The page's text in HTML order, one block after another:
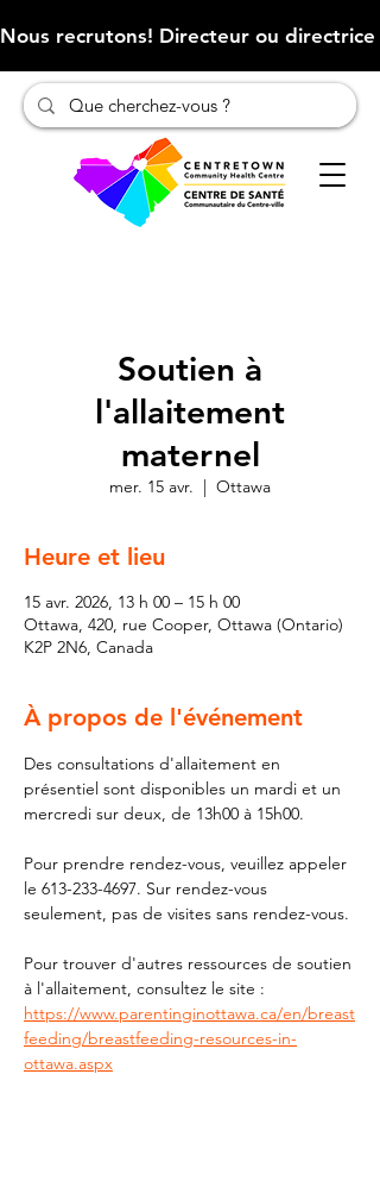
Nous recrutons! Directeur ou
Soutien à
l'allaitement
maternel
mer. 15 avr.
  |
Ottawa
Heure et lieu
15 avr. 2026, 13 h 00 – 15 h 00
Ottawa, 420, rue Cooper, Ottawa (Ontario)
K2P 2N6, Canada
À propos de l'événement
Des consultations d'allaitement en
présentiel sont disponibles un mardi et un
mercredi sur deux, de 13h00 à 15h00.
Pour prendre rendez-vous, veuillez appeler
le 613-233-4697. Sur rendez-vous
seulement, pas de visites sans rendez-vous.
Pour trouver d'autres ressources de soutien
à l'allaitement, consultez le site :
https://www.parentinginottawa.ca/en/breast
feeding/breastfeeding-resources-in-
ottawa.aspx